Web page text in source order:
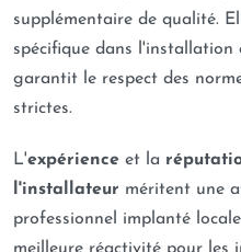
supplémentaire de qualité.
spécifique dans l'installation
garantit le respect des
strictes.
L'expérience et la
l'installateur méritent une
professionnel implanté